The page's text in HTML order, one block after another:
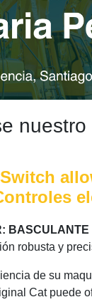
BASCULANTE
robusta y
de su
Cat puede